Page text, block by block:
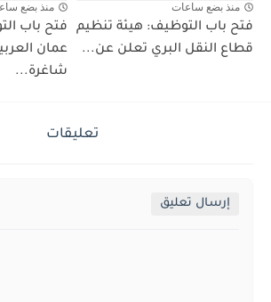
منذ بضع ساعات
فتح باب التوظيف: هيئة تنظيم
قطاع النقل البري تعلن عن...
منذ بضع
فتح باب
عمان
شاغرة...
تعليقات
إرسال تعليق